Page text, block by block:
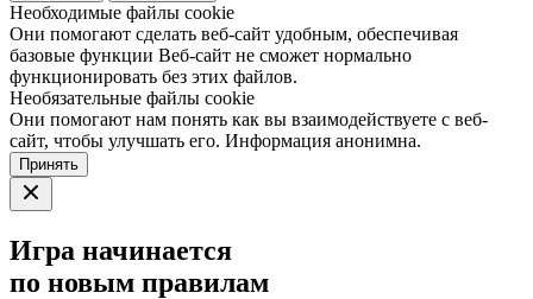
Необходимые файлы cookie
Они помогают сделать веб-сайт удобным, обеспечивая
базовые функции Веб-сайт не сможет нормально
функционировать без этих файлов.
Необязательные файлы cookie
Они помогают нам понять как вы взаимодействуете с веб-
сайт, чтобы улучшать его. Информация анонимна.
Принять
Игра начинается
по новым правилам